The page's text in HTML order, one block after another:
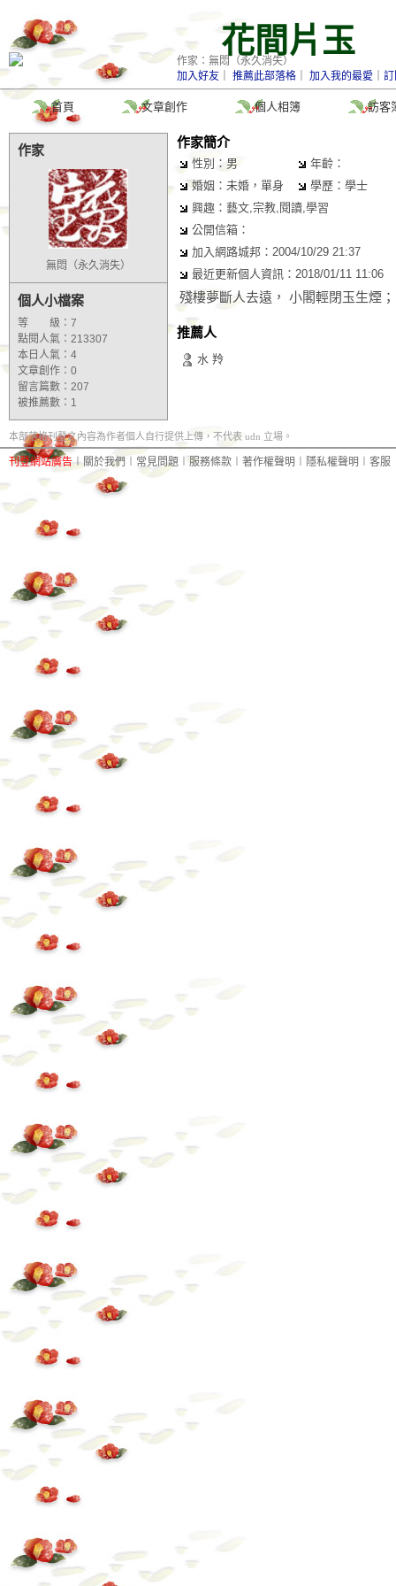
花間片玉
首頁 文章創作 個人相簿 訪客
加入好友 推薦此部落格 加入我的最愛
作家：無悶（永久消失）
作家
無悶（永久消失）
個人小檔案
等 級：7
點閱人氣：213307
本日人氣：4
文章創作：0
留言篇數：207
被推薦數： 1
作家簡介
性別：男
年齡：
婚姻：未婚，單身
學歷：學士
興趣：藝文,宗教,閱讀,學習
公開信箱：
加入網路城邦：2004/10/29 21:37
最近更新個人資訊：2018/01/11 11:06
殘樓夢斷人去遠， 小閣輕閉玉生煙
推薦人
水 羚
本部落格刊登之內容為作者個人自行提供上傳，不代表 udn 立場。
刊登網站廣告︱ 關於我們 常見問題 ︱服務條款 著作權聲明 隱私權聲明 客服